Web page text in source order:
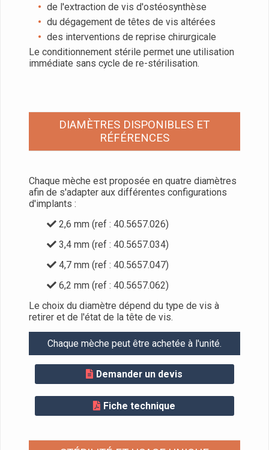
de l'extraction de vis d'ostéosynthèse
du dégagement de têtes de vis altérées
des interventions de reprise chirurgicale
Le conditionnement stérile permet une utilisation
immédiate sans cycle de re-stérilisation.
DIAMÈTRES DISPONIBLES ET
RÉFÉRENCES
Chaque mèche est proposée en quatre diamètres
afin de s'adapter aux différentes configurations
d'implants :
2,6 mm (ref : 40.5657.026)
3,4 mm (ref : 40.5657.034)
4,7 mm (ref : 40.5657.047)
6,2 mm (ref : 40.5657.062)
Le choix du diamètre dépend du type de vis à
retirer et de l'état de la tête de vis.
Chaque mèche peut être achetée à l'unité.
Demander un devis
Fiche technique